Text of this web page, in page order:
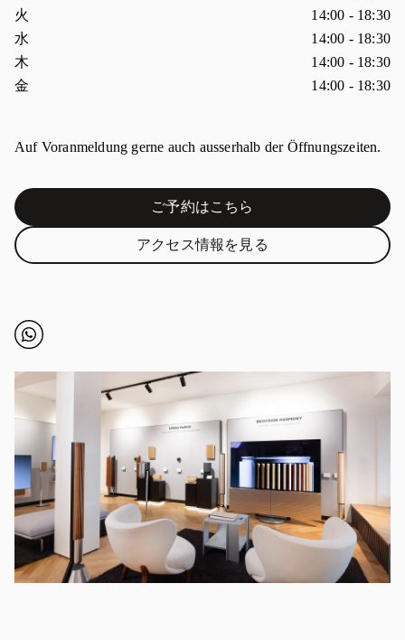
火
14:00 - 18:30
水
14:00 - 18:30
木
14:00 - 18:30
金
14:00 - 18:30
Auf Voranmeldung gerne auch ausserhalb der Öffnungszeiten.
ご予約はこちらLink Opens in New Tab
アクセス情報を見るLink Opens in New Tab
Click to open Whatsapp
Link Opens in New Tab